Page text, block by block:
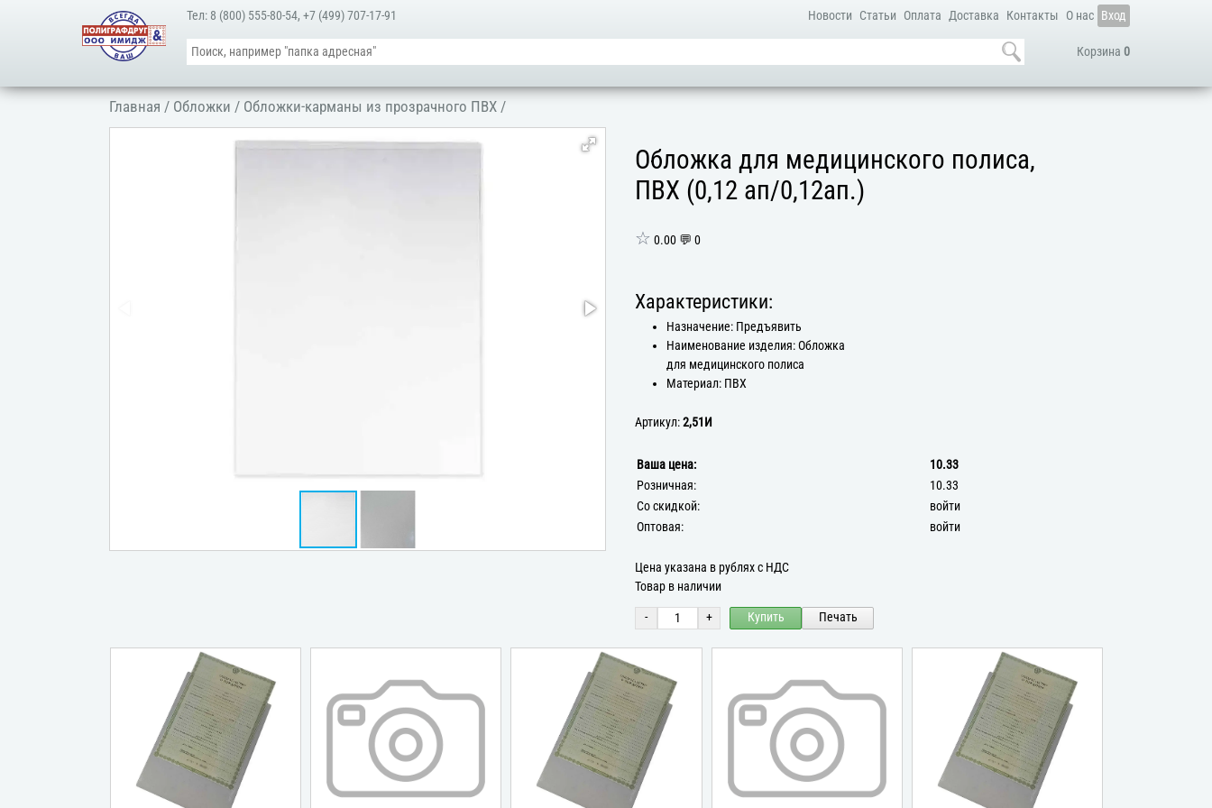
Новости Статьи Оплата Доставка Контакты О нас Вход
Корзина 0
Тел: 8 (800) 555-80-54,+7 (499) 707-17-91
Главная / Обложки / Обложки-карманы из прозрачного ПВХ /
Обложка для медицинского полиса,
ПВХ (0,12 ап/0,12ап.)
☆ 0.00 💬 0
Характеристики:
Назначение: Предъявить
Наименование изделия: Обложка
для медицинского полиса
Материал: ПВХ
Артикул:2,51И
Ваша цена:
10.33
Розничная:
10.33
Со скидкой:
войти
Оптовая:
войти
Цена указана в рублях с НДС
Товар в наличии
- + Купить Печать